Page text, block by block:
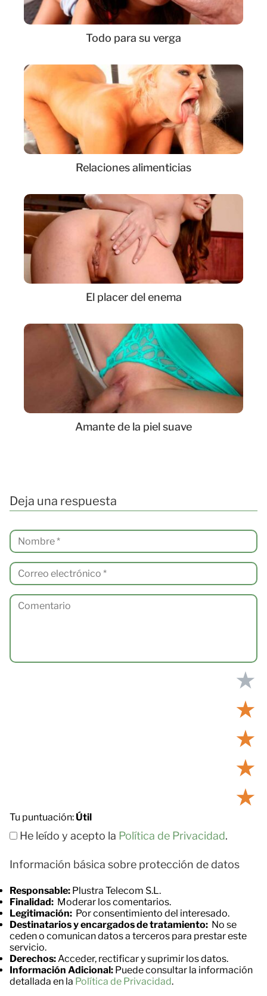
Todo para su verga
Relaciones alimenticias
El placer del enema
Amante de la piel suave
Deja una respuesta
★
★
★
★
★
Tu puntuación: Útil
He leído y acepto la Política de Privacidad.
Información básica sobre protección de datos
Responsable: Plustra Telecom S.L.
Finalidad: Moderar los comentarios.
Legitimación: Por consentimiento del interesado.
Destinatarios y encargados de tratamiento: No se
ceden o comunican datos a terceros para prestar este
servicio.
Derechos:Acceder, rectificar y suprimir los datos.
Información Adicional: Puede consultar la información
detallada en la Política de Privacidad.